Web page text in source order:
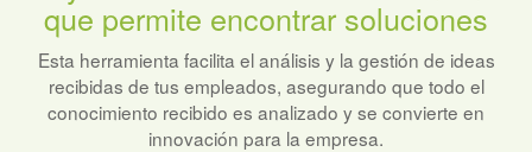
que permite encontrar soluciones
Esta herramienta facilita el análisis y la gestión de ideas
recibidas de tus empleados, asegurando que todo el
conocimiento recibido es analizado y se convierte en
innovación para la empresa.